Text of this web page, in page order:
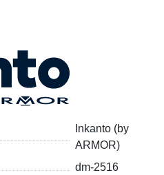
Inkanto (by
ARMOR)
dm-2516